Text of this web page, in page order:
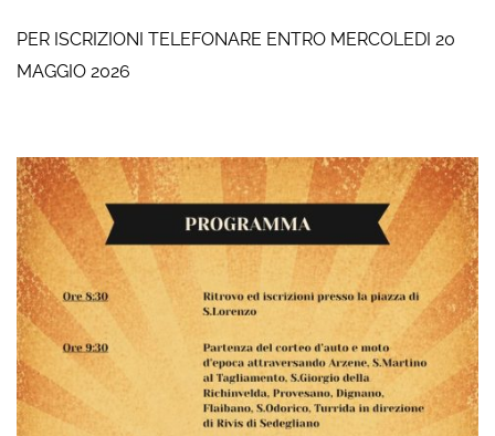
PER ISCRIZIONI TELEFONARE ENTRO MERCOLEDI 20
MAGGIO 2026